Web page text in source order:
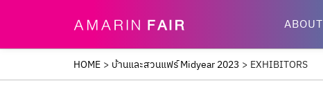
ABOUT
HOME > บ้านและสวนแฟร์ Midyear 2023 > EXHIBITORS